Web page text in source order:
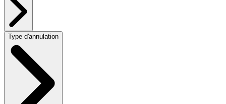
Type d'annulation